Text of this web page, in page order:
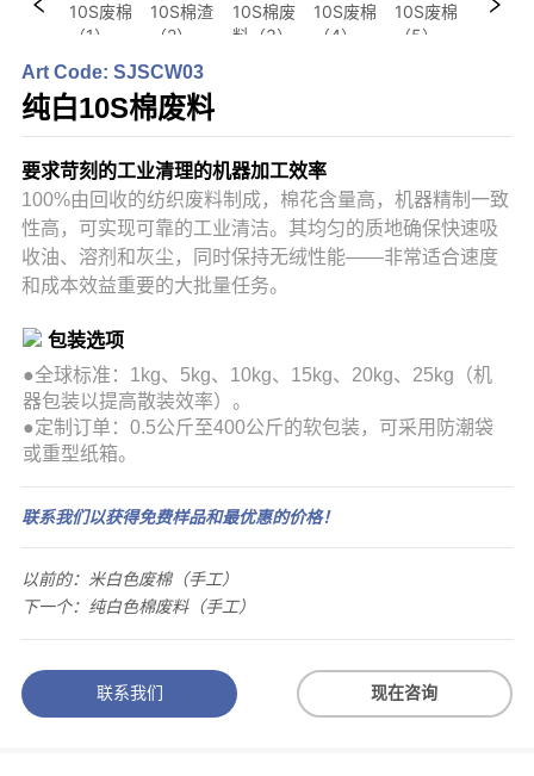
Art Code: SJSCW03
纯白10S棉废料
要求苛刻的工业清理的机器加工效率
100%由回收的纺织废料制成，棉花含量高，机器精制一致
性高，可实现可靠的工业清洁。其均匀的质地确保快速吸
收油、溶剂和灰尘，同时保持无绒性能——非常适合速度
和成本效益重要的大批量任务。
包装选项
●全球标准：1kg、5kg、10kg、15kg、20kg、25kg（机
器包装以提高散装效率）。
●定制订单：0.5公斤至400公斤的软包装，可采用防潮袋
或重型纸箱。
联系我们以获得免费样品和最优惠的价格！
以前的：米白色废棉（手工）
下一个： 纯白色棉废料（手工）
联系我们 现在咨询